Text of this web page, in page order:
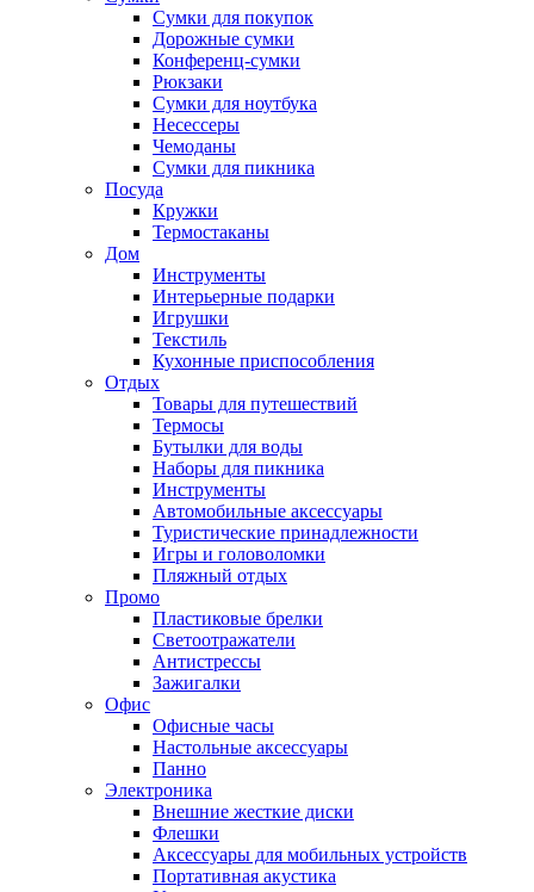
Сумки для покупок
Дорожные сумки
Конференц-сумки
Рюкзаки
Сумки для ноутбука
Несессеры
Чемоданы
Сумки для пикника
Посуда
Кружки
Термостаканы
Дом
Инструменты
Интерьерные подарки
Игрушки
Текстиль
Кухонные приспособления
Отдых
Товары для путешествий
Термосы
Бутылки для воды
Наборы для пикника
Инструменты
Автомобильные аксессуары
Туристические принадлежности
Игры и головоломки
Пляжный отдых
Промо
Пластиковые брелки
Светоотражатели
Антистрессы
Зажигалки
Офис
Офисные часы
Настольные аксессуары
Панно
Электроника
Внешние жесткие диски
Флешки
Аксессуары для мобильных устройств
Портативная акустика